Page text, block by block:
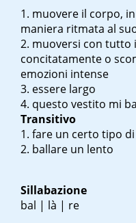
muovere il corpo,
maniera ritmata al
muoversi con tutto
concitatamente o
emozioni intense
essere largo
questo vestito mi
Transitivo
fare un certo tipo di
ballare un lento
Sillabazione
bal | là | re